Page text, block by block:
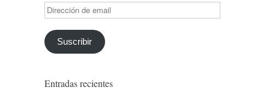
Dirección
de
email
Suscribir
Entradas recientes